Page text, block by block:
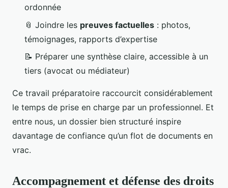
ordonnée
📎 Joindre les preuves factuelles : photos,
témoignages, rapports d’expertise
📝 Préparer une synthèse claire, accessible à un
tiers (avocat ou médiateur)
Ce travail préparatoire raccourcit considérablement
le temps de prise en charge par un professionnel. Et
entre nous, un dossier bien structuré inspire
davantage de confiance qu’un flot de documents en
vrac.
Accompagnement et défense des droits